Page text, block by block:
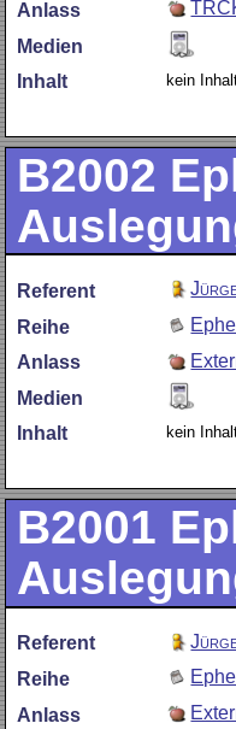
Anlass
Medien
Inhalt
kein
B2002
Referent
Reihe
Anlass
Medien
Inhalt
kein
B2001
Referent
Reihe
Anlass